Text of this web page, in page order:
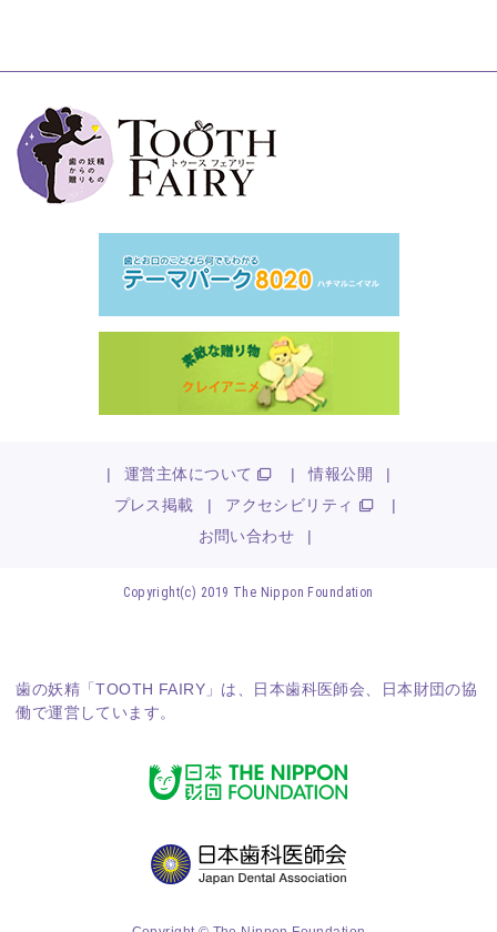
| 運営主体について | 情報公開
|
プレス掲載
| アクセシビリティ
|
お問い合わせ
|
Copyright(c) 2019 The Nippon Foundation
歯の妖精「TOOTH FAIRY」は、 日本歯科医師会 日本財団の協
働で運営しています。